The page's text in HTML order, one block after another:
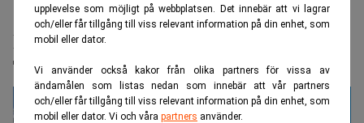
upplevelse som möjligt på webbplatsen. Det innebär att vi lagrar
och/eller får tillgång till viss relevant information på din enhet, som
mobil eller dator.
Vi använder också kakor från olika partners för vissa av
ändamålen som listas nedan som innebär att vår partners
och/eller får tillgång till viss relevant information på din enhet, som
mobil eller dator. Vi och våra partners använder.
Realtid.se Börs & finans
Reportrar stäms – skrev om brister på
Trumps lyxplan